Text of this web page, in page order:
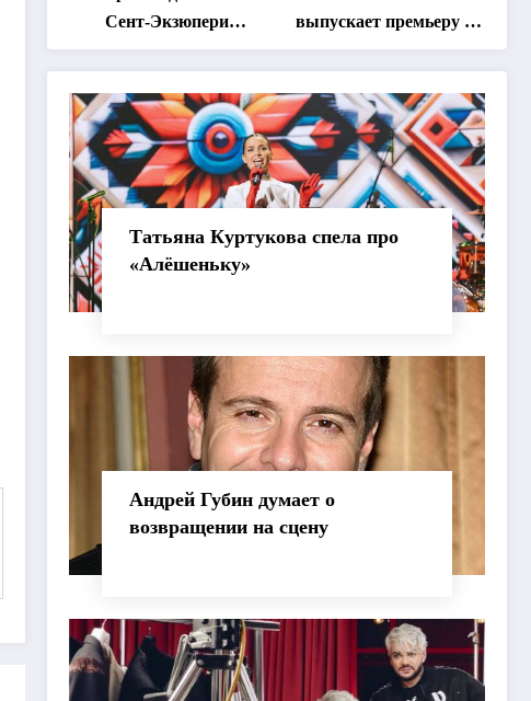
Сент-Экзюпери
переведут на язык
хореографии
выпускает премьеру о
дружбе сурка и
Татьяна Куртукова спела про
«Алёшеньку»
Андрей Губин думает о
возвращении на сцену